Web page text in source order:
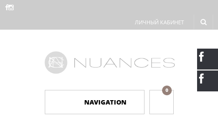
ЛИЧНЫЙ КАБИНЕТ
NAVIGATION
0